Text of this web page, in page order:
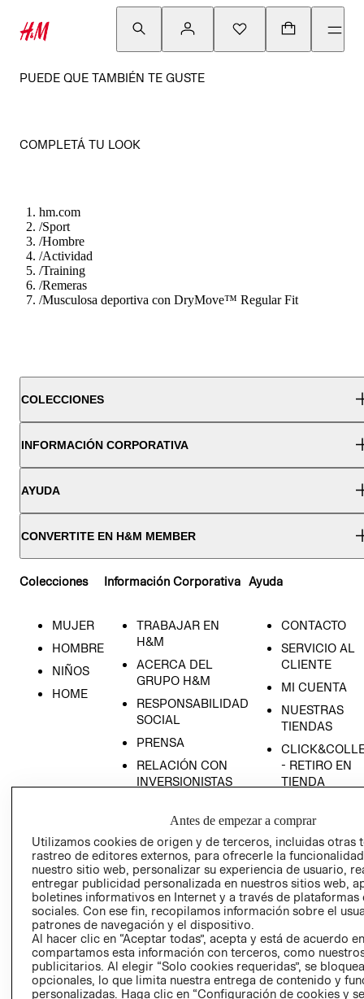
PUEDE QUE TAMBIÉN TE GUSTE
COMPLETÁ TU LOOK
hm.com
/Sport
/Hombre
/Actividad
/Training
/Remeras
/Musculosa deportiva con DryMove™ Regular Fit
COLECCIONES
INFORMACIÓN CORPORATIVA
AYUDA
CONVERTITE EN H&M MEMBER
Colecciones
MUJER
HOMBRE
NIÑOS
HOME
Información Corporativa
TRABAJAR EN
H&M
ACERCA DEL
GRUPO H&M
RESPONSABILIDAD
SOCIAL
PRENSA
RELACIÓN CON
INVERSIONISTAS
EMPRESARIAL
Ayuda
CONTACTO
SERVICIO AL
CLIENTE
MI CUENTA
NUESTRAS
TIENDAS
- RETIRO EN
TIENDA
CONDICIONES
AVISO DE
PRIVACIDAD
GIFT CARD
AVISO DE
Antes de empezar a comprar
Utilizamos cookies de origen y de terceros, incluidas otras
rastreo de editores externos, para ofrecerle la
nuestro sitio web, personalizar su experiencia de usuario,
entregar publicidad personalizada en nuestros sitios web,
boletines informativos en Internet y a través de plataformas
sociales. Con ese fin, recopilamos información sobre el
patrones de navegación y el dispositivo.
Al hacer clic en “Aceptar todas”, acepta y está de acuerdo
compartamos esta información con terceros, como
publicitarios. Al elegir “Solo cookies requeridas”, se
opcionales, lo que limita nuestra entrega de contenido y
personalizadas. Haga clic en “Configuración de cookies y